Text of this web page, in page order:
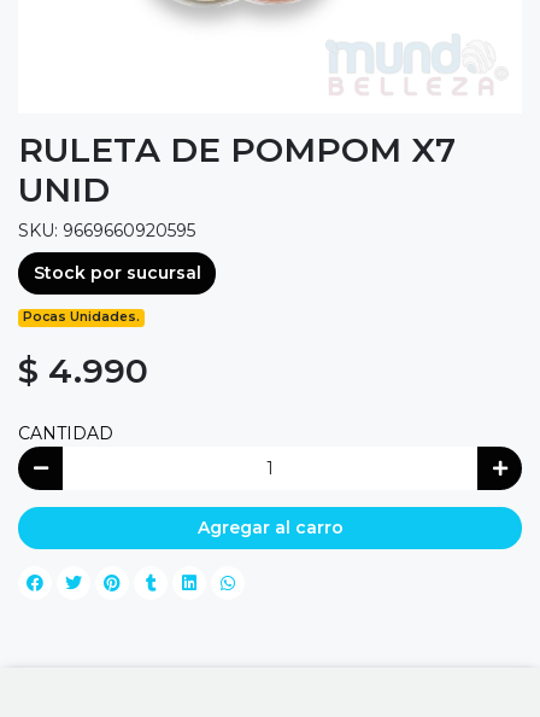
RULETA DE POMPOM X7
UNID
SKU: 9669660920595
Stock por sucursal
Pocas Unidades.
$ 4.990
CANTIDAD
Agregar al carro